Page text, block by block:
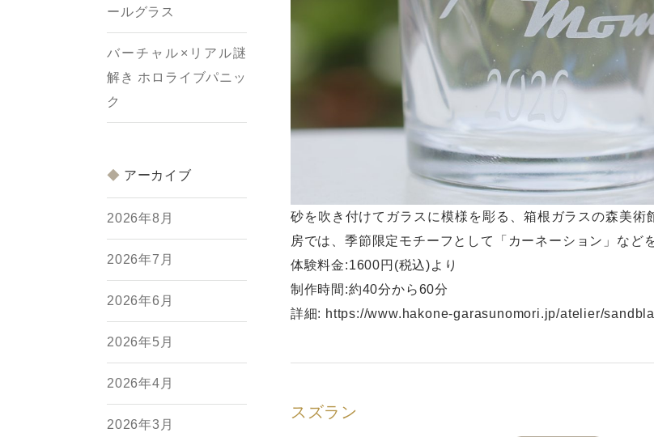
ールグラス
バーチャル×リアル謎
解き ホロライブパニッ
ク
アーカイブ
2026年8月
2026年7月
2026年6月
2026年5月
2026年4月
2026年3月
砂を吹き付けてガラスに模様を彫る、箱根ガラスの森美術
房では、季節限定モチーフとして「カーネーション」など
体験料金:1600円(税込)より
制作時間:約40分から60分
詳細: https://www.hakone-garasunomori.jp/atelier/
スズラン